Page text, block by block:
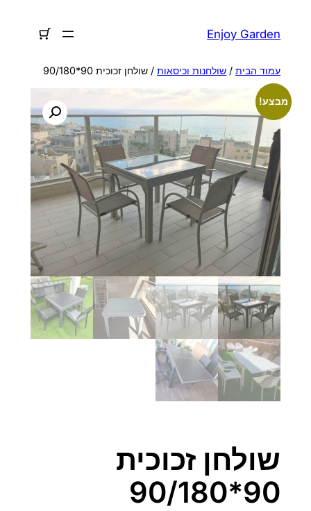
Enjoy Garden
עמוד הבית/ שולחנות וכיסאות/ שולחן זכוכית 90*90/180
מבצע!
שולחן זכוכית
90*90/180